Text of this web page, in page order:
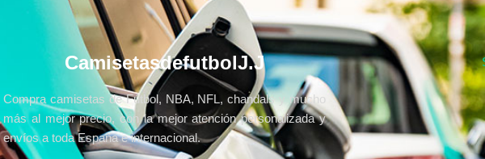
CamisetasdefutbolJ.J
Compra camisetas de Fútbol, NBA, NFL, chandals y mucho
más al mejor precio, con la mejor atención personalizada y
envíos a toda España e internacional.